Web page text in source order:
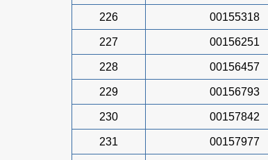
226 00155318
227 00156251
228 00156457
229 00156793
230 00157842
231 00157977